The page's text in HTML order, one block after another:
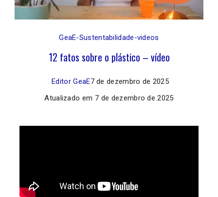
GeaE-Sustentabilidade-videos
12 fatos sobre o plástico – vídeo
Editor GeaE7 de dezembro de 2025
Atualizado em 7 de dezembro de 2025